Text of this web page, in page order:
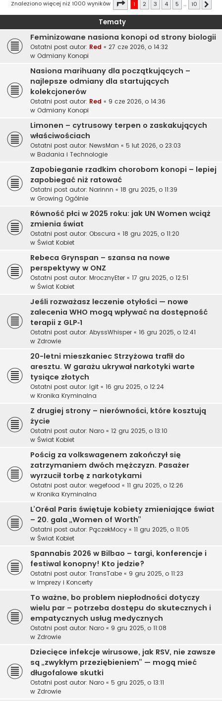
Znaleziono więcej niż 1000 wyników Strona1 10
1 2 3 4 5 … 10
Tematy
Feminizowane nasiona konopi od strony biologii
Ostatni post autor: Red « 27 cze 2026, o 14:32
w Odmiany Konopi
Nasiona marihuany dla początkujących –
najlepsze odmiany dla startujących
kolekcjonerów
Ostatni post autor: Red « 9 cze 2026, o 14:36
w Odmiany Konopi
Limonen – cytrusowy terpen o zaskakujących
właściwościach
Ostatni post autor: NewsMan « 5 lut 2026, o 23:03
w Badania i Technologie
Zapobieganie rzadkim chorobom konopi – lepiej
zapobiegać niż ratować
Ostatni post autor: Narinnn « 18 gru 2025, o 11:39
w Growing Ogólnie
Równość płci w 2025 roku: jak UN Women wciąż
zmienia świat
Ostatni post autor: Obscura « 18 gru 2025, o 11:20
w Świat Kobiet
Rebeca Grynspan – szansa na nowe
perspektywy w ONZ
Ostatni post autor: MrocznyEter « 17 gru 2025, o 12:51
w Świat Kobiet
Jeśli rozważasz leczenie otyłości — nowe
zalecenia WHO mogą wpływać na dostępność
terapii z GLP‑1
Ostatni post autor: AbyssWhisper « 16 gru 2025, o 12:41
w Zdrowie
20-letni mieszkaniec Strzyżowa trafił do
aresztu. W garażu ukrywał narkotyki warte
tysiące złotych
Ostatni post autor: Igit « 16 gru 2025, o 12:24
w Kronika Kryminalna
Z drugiej strony – nierówności, które kosztują
życie
Ostatni post autor: Naro « 12 gru 2025, o 13:10
w Świat Kobiet
Pościg za volkswagenem zakończył się
zatrzymaniem dwóch mężczyzn. Pasażer
wyrzucił torbę z narkotykami
Ostatni post autor: wegefood « 11 gru 2025, o 12:26
w Kronika Kryminalna
L’Oréal Paris świętuje kobiety zmieniające świat
– 20. gala „Women of Worth”
Ostatni post autor: PączekMocy « 11 gru 2025, o 11:05
w Świat Kobiet
Spannabis 2026 w Bilbao – targi, konferencje i
festiwal konopny! Kto jedzie?
Ostatni post autor: TransTabe « 9 gru 2025, o 11:23
w Imprezy i Koncerty
To ważne, bo problem niepłodności dotyczy
wielu par – potrzeba dostępu do skutecznych i
empatycznych usług medycznych
Ostatni post autor: Naro « 9 gru 2025, o 11:08
w Zdrowie
Dziecięce infekcje wirusowe, jak RSV, nie zawsze
są „zwykłym przeziębieniem” — mogą mieć
długofalowe skutki
Ostatni post autor: Naro « 5 gru 2025, o 13:11
w Zdrowie